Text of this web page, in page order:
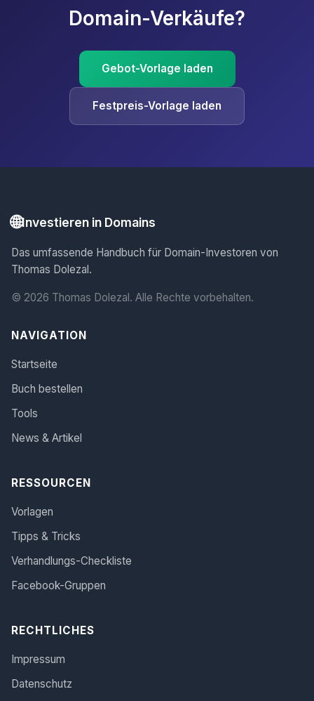
Domain-Verkäufe?
Gebot-Vorlage laden
Festpreis-Vorlage laden
🌐Investieren in Domains
Das umfassende Handbuch für Domain-Investoren von
Thomas Dolezal.
© 2026 Thomas Dolezal. Alle Rechte vorbehalten.
NAVIGATION
Startseite
Buch bestellen
Tools
News & Artikel
RESSOURCEN
Vorlagen
Tipps & Tricks
Verhandlungs-Checkliste
Facebook-Gruppen
RECHTLICHES
Impressum
Datenschutz